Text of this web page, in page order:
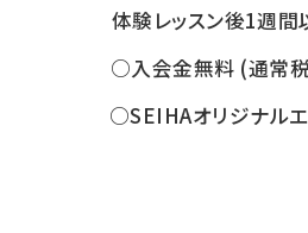
体験レッスン後1週
○入会金無料 (通常
○SEIHAオリジナルエ